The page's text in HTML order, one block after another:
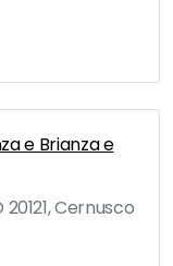
e Brianza e
20121, Cernusco